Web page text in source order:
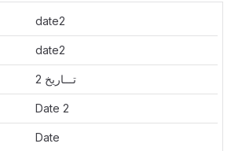
date2
date2
تـــاريخ 2
Date 2
Date